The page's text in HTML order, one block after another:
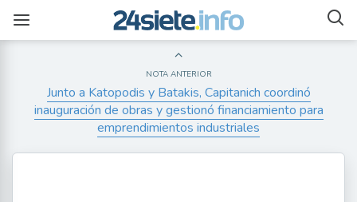
NOTA ANTERIOR
Junto a Katopodis y Batakis, Capitanich coordinó
inauguración de obras y gestionó financiamiento para
emprendimientos industriales